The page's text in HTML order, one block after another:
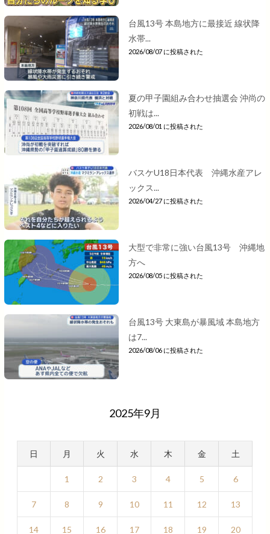
台風13号 本島地方に最接近 線状降
水帯...
2026/08/07 に投稿された
夏の甲子園組み合わせ抽選会 沖尚の
初戦は...
2026/08/01 に投稿された
バスケU18日本代表 沖縄水産アレ
ックス...
2026/04/27 に投稿された
大型で非常に強い台風13号 沖縄地
方へ
2026/08/05 に投稿された
台風13号 大東島が暴風域 本島地方
は7...
2026/08/06 に投稿された
2025年9月
日 月 火 水 木 金 土
1 2 3 4 5 6
7 8 9 10 11 12 13
14 15 16 17 18 19 20